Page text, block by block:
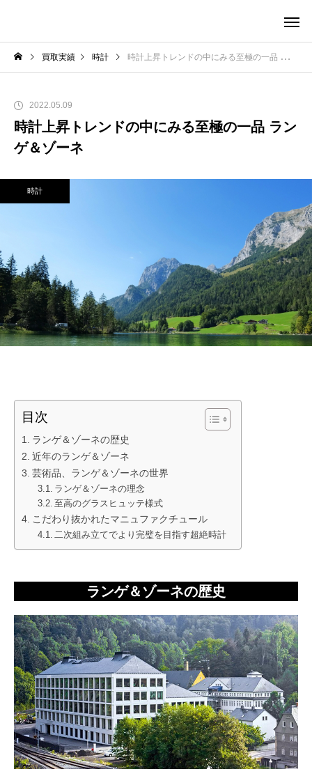
買取実績 時計 時計上昇トレンドの中にみる至極の一品 ランゲ＆ゾーネ
2022.05.09
時計上昇トレンドの中にみる至極の一品 ラン
ゲ＆ゾーネ
時計
目次
ランゲ＆ゾーネの歴史
近年のランゲ＆ゾーネ
芸術品、ランゲ＆ゾーネの世界
ランゲ＆ゾーネの理念
至高のグラスヒュッテ様式
こだわり抜かれたマニュファクチュール
二次組み立てでより完璧を目指す超絶時計
ランゲ＆ゾーネの歴史